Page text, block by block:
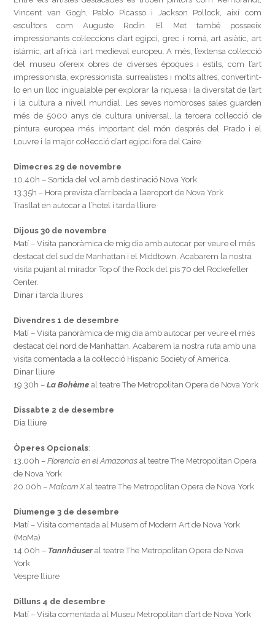
Vincent van Gogh, Pablo Picasso i Jackson Pollock, així com
escultors com Auguste Rodin. El Met també posseeix
impressionants col·leccions d’art egipci, grec i romà, art asiàtic, art
islàmic, art africà i art medieval europeu. A més, l’extensa col·lecció
del museu ofereix obres de diverses èpoques i estils, com l’art
impressionista, expressionista, surrealistes i molts altres, convertint-
lo en un lloc inigualable per explorar la riquesa i la diversitat de l’art
i la cultura a nivell mundial. Les seves nombroses sales guarden
més de 5000 anys de cultura universal, la tercera col·lecció de
pintura europea més important del món després del Prado i el
Louvre i la major col·lecció d’art egipci fora del Caire.
Dimecres 29 de novembre
10.40h – Sortida del vol amb destinació Nova York
13.35h – Hora prevista d’arribada a l’aeroport de Nova York
Trasllat en autocar a l’hotel i tarda lliure
Dijous 30 de novembre
Matí – Visita panoràmica de mig dia amb autocar per veure el més
destacat del sud de Manhattan i el Middtown. Acabarem la nostra
visita pujant al mirador Top of the Rock del pis 70 del Rockefeller
Center.
Dinar i tarda lliures
Divendres 1 de desembre
Matí – Visita panoràmica de mig dia amb autocar per veure el més
destacat del nord de Manhattan. Acabarem la nostra ruta amb una
visita comentada a la col·lecció Hispanic Society of America.
Dinar lliure
19.30h – La Bohème al teatre The Metropolitan Opera de Nova York
Dissabte 2 de desembre
Dia lliure
Òperes Opcionals:
13.00h –Florencia en el Amazonas al teatre The Metropolitan Opera
de Nova York
20.00h –Malcom Xal teatre The Metropolitan Opera de Nova York
Diumenge 3 de desembre
Matí – Visita comentada al Musem of Modern Art de Nova York
(MoMa)
14.00h – Tannhäuseral teatre The Metropolitan Opera de Nova
York
Vespre lliure
Dilluns 4 de desembre
Matí – Visita comentada al Museu Metropolitan d’art de Nova York